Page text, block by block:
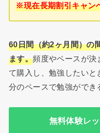
※現在長期割引キャン
60日間（約2ヶ月間）の
ます。頻度やペースが決
て購入し、勉強したい
分のペースで勉強ができ
無料体験レ